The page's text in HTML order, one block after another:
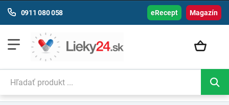
Magazín
0911 080 058 eRecept